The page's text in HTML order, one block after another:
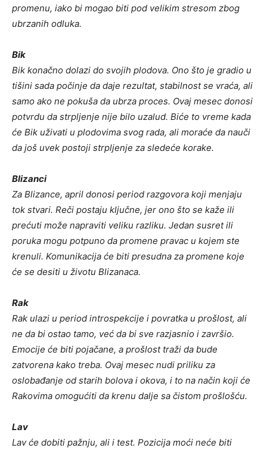
promenu, iako bi mogao biti pod velikim stresom zbog
ubrzanih odluka.
Bik
Bik konačno dolazi do svojih plodova. Ono što je gradio u
tišini sada počinje da daje rezultat, stabilnost se vraća, ali
samo ako ne pokuša da ubrza proces. Ovaj mesec donosi
potvrdu da strpljenje nije bilo uzalud. Biće to vreme kada
će Bik uživati u plodovima svog rada, ali moraće da nauči
da još uvek postoji strpljenje za sledeće korake.
Blizanci
Za Blizance, april donosi period razgovora koji menjaju
tok stvari. Reči postaju ključne, jer ono što se kaže ili
prećuti može napraviti veliku razliku. Jedan susret ili
poruka mogu potpuno da promene pravac u kojem ste
krenuli. Komunikacija će biti presudna za promene koje
će se desiti u životu Blizanaca.
Rak
Rak ulazi u period introspekcije i povratka u prošlost, ali
ne da bi ostao tamo, već da bi sve razjasnio i završio.
Emocije će biti pojačane, a prošlost traži da bude
zatvorena kako treba. Ovaj mesec nudi priliku za
oslobađanje od starih bolova i okova, i to na način koji će
Rakovima omogućiti da krenu dalje sa čistom prošlošću.
Lav
Lav će dobiti pažnju, ali i test. Pozicija moći neće biti